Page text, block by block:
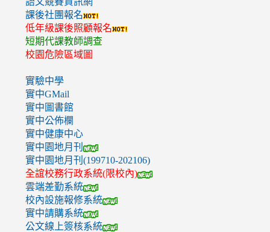
課後社團報名
低年級課後照顧報名
短期代課教師調查
校園危險區域圖
實驗中學
實中GMail
實中圖書館
實中公佈欄
實中健康中心
實中園地月刊
實中園地月刊(199710-202106)
全誼校務行政系統(限校內)
雲端差勤系統
校內設施報修系統
實中請購系統
公文線上簽核系統